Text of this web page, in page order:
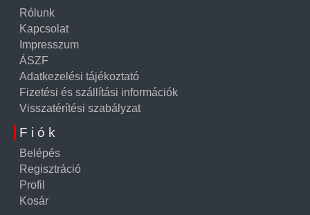
Rólunk
Kapcsolat
Impresszum
ÁSZF
Adatkezelési tájékoztató
Fizetési és szállítási információk
Visszatérítési szabályzat
Fiók
Belépés
Regisztráció
Profil
Kosár